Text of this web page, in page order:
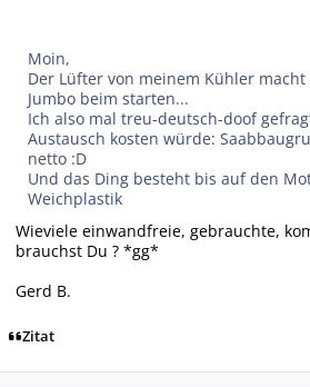
Moin,
Der Lüfter von meinem Kühler
Jumbo beim starten...
Ich also mal treu-deutsch-doof
Austausch kosten würde:
netto :D
Und das Ding besteht bis auf den
Weichplastik
Wieviele einwandfreie, gebrauchte,
brauchst Du ? *gg*
Gerd B.
Zitat